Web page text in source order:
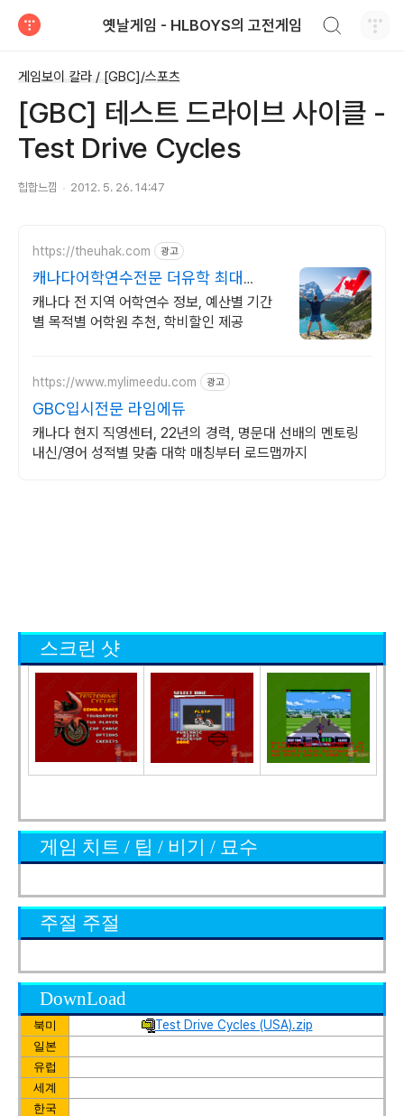
옛날게임 - HLBOYS의 고전게임
게임보이 칼라 / [GBC]/스포츠
[GBC] 테스트 드라이브 사이클 -
Test Drive Cycles
힙합느낌 2012. 5. 26. 14:47
https://theuhak.com 광고
캐나다어학연수전문 더유학 최대
30% 학비할인 제공
캐나다 전 지역 어학연수 정보, 예산별 기간
별 목적별 어학원 추천, 학비할인 제공
https://www.mylimeedu.com 광고
GBC입시전문 라임에듀
캐나다 현지 직영센터, 22년의 경력, 명문대 선배의 멘토링
내신/영어 성적별 맞춤 대학 매칭부터 로드맵까지
스크린 샷
게임 치트 / 팁 / 비기 / 묘수
주절 주절
DownLoad
북미 Test Drive Cycles (USA).zip
일본
유럽
세계
한국